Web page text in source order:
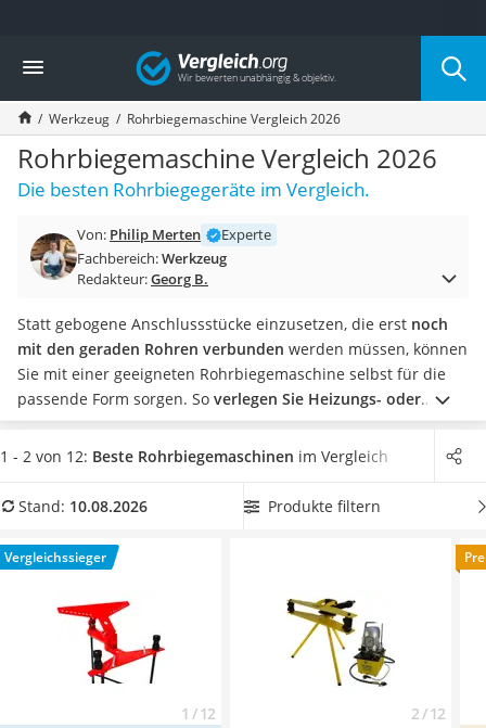
Die beliebtesten Vergleiche nach Kategorie
Baumarkt
Tresor feuerfest
Makita-Akku-Rasenmäher
Kappsäge
Smartes Türschloss
Akku-Rasentrimmer
Split-Klimaanlage 2 Innengeräte
Pelletofen
Tiefbrunnenpumpe
Fliesenschneider
Hochdruckreiniger
Doppelschleifer
Überwachungskamera
Benzinrasenmäher mit Elektrostart
Löschdecke
Winterharte Palmen
Gasdurchlauferhitzer
Vergleich
Werkzeug Rohrbiegemaschine Vergleich 2026
Rohrbiegemaschine Vergleich 2026
Die besten Rohrbiegegeräte im Vergleich.
Von: Philip Merten
Experte
Fachbereich:Werkzeug
Redakteur:Georg B.
Statt gebogene Anschlussstücke einzusetzen, die erst noch
mit den geraden Rohren verbunden werden müssen, können
Sie mit einer geeigneten Rohrbiegemaschine selbst für die
passende Form sorgen. So verlegen Sie Heizungs- oder
Wasserrohre exakt nach den Anforderungen, die bei Ihnen
zu Hause auftreten. In unterschiedlichen Tests im Internet
gleichmäßiger Biegevorgang
von Vorteil sind. Kaufen Sie ein
Vergleichstabelle, damit Sie auch sehr stabile Rohre mühelos
biegen können. Überzeugt hat uns hier im August 2026
besonders das Modell
DEMA Stand Rohrbiegemaschine 16t
mit seinen Eigenschaften.
1 - 2 von 12: Beste Rohrbiegemaschinen im Vergleich
Stand: 10.08.2026 Produkte filtern
Vergleichssieger
1 / 12 2 / 12